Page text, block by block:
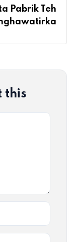
Pabrik Teh
this